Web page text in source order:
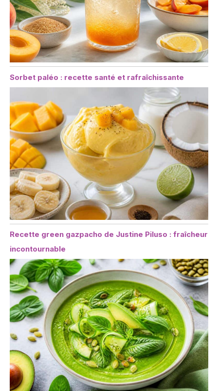
Sorbet paléo : recette santé et rafraîchissante
Recette green gazpacho de Justine Piluso : fraîcheur
incontournable